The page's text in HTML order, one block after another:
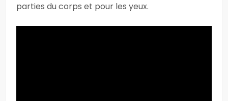
parties du corps et pour les yeux.